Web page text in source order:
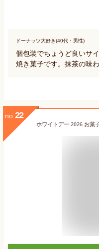
ドーナッツ大好き(40代・男性)
個包装でちょうど良いサ
焼き菓子です。抹茶の味
no. 22